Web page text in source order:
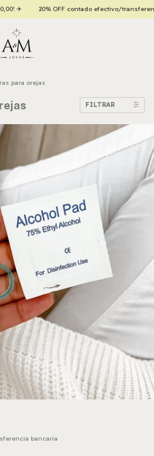
✈️ 20% OFF contado efectivo/
para orejas
FILTRAR
bancaria